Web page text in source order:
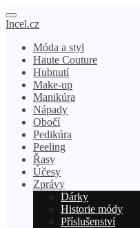
Incel.cz
Móda a styl
Haute Couture
Hubnutí
Make-up
Manikúra
Nápady
Obočí
Pedikúra
Peeling
Řasy
Účesy
Zprávy
Dárky
Historie módy
Příslušenství